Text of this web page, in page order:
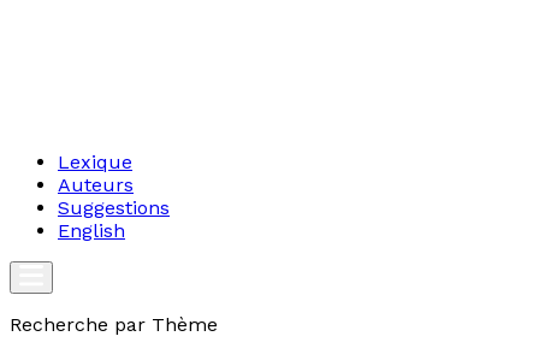
Lexique
Auteurs
Suggestions
English
Recherche par Thème